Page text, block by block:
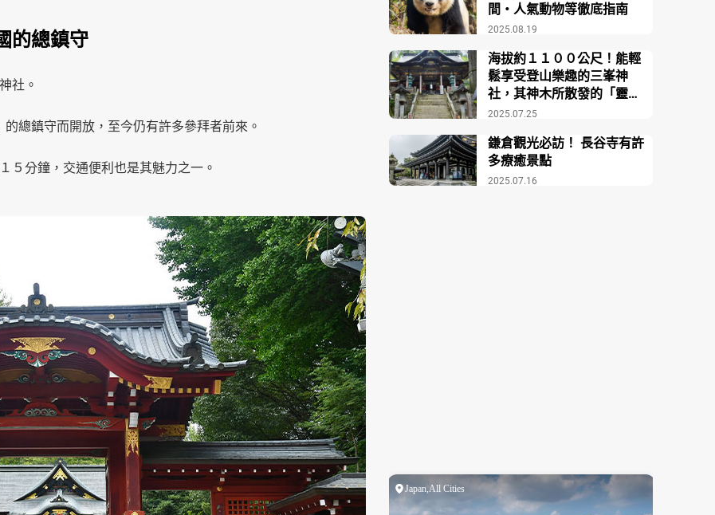
的總鎮守
社。
總鎮守而開放，至今仍有許多參拜者前來。
５分鐘，交通便利也是其魅力之一。
2025.08.19
間・人氣動物等徹底指南
2025.07.25
海拔約１１００公尺！能輕
鬆享受登山樂趣的三峯神
社，其神木所散發的「靈
氣」非常強大
2025.07.16
鎌倉觀光必訪！ 長谷寺有許
多療癒景點